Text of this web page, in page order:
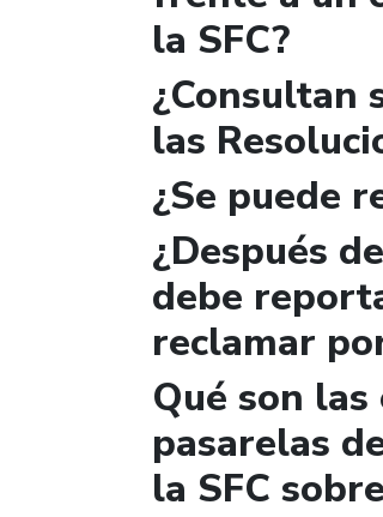
la SFC?
¿Consultan
las
¿Se puede
¿Después
debe
reclamar
Qué son
pasarelas
la SFC